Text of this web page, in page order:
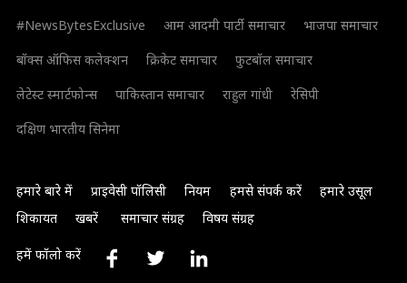
#NewsBytesExclusive
आम आदमी पार्टी समाचार
भाजपा समाचार
बॉक्स ऑफिस कलेक्शन
क्रिकेट समाचार
फुटबॉल समाचार
लेटेस्ट स्मार्टफोन्स
पाकिस्तान समाचार राहुल गांधी
रेसिपी
दक्षिण भारतीय सिनेमा
हमारे बारे में प्राइवेसी पॉलिसी नियम हमसे संपर्क करें
हमारे उसूल
शिकायत
खबरें समाचार संग्रह विषय संग्रह
हमें फॉलो करें